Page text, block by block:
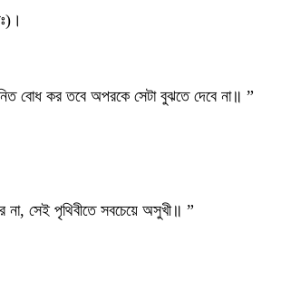
বোধ কর তবে অপরকে সেটা বুঝতে দেবে না॥ ”
না, সেই পৃথিবীতে সবচেয়ে অসুখী॥ ”